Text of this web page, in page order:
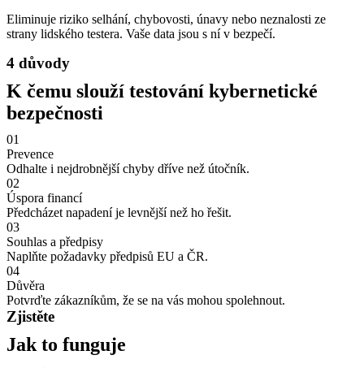
Eliminuje riziko selhání, chybovosti, únavy nebo neznalosti ze
strany lidského testera. Vaše data jsou s ní v bezpečí.
4 důvody
K čemu slouží testování kybernetické
bezpečnosti
01
Prevence
Odhalte i nejdrobnější chyby dříve než útočník.
02
Úspora financí
Předcházet napadení je levnější než ho řešit.
03
Souhlas a předpisy
Naplňte požadavky předpisů EU a ČR.
04
Důvěra
Potvrďte zákazníkům, že se na vás mohou spolehnout.
Zjistěte
Jak to funguje